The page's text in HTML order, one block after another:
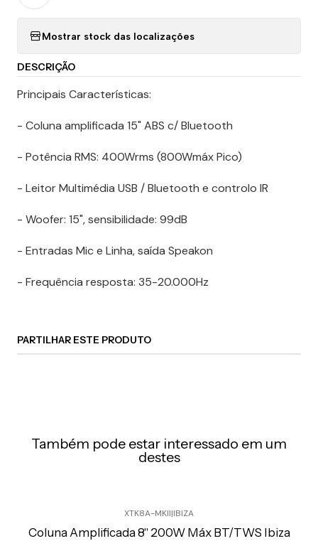
Mostrar stock das localizações
DESCRIÇÃO
Principais Características:
- Coluna amplificada 15" ABS c/ Bluetooth
- Potência RMS: 400Wrms (800Wmáx Pico)
- Leitor Multimédia USB / Bluetooth e controlo IR
- Woofer: 15", sensibilidade: 99dB
- Entradas Mic e Linha, saída Speakon
- Frequência resposta: 35-20.000Hz
PARTILHAR ESTE PRODUTO
Também pode estar interessado em um
destes
XTK8A-MKII|IBIZA
Coluna Amplificada 8" 200W Máx BT/TWS Ibiza